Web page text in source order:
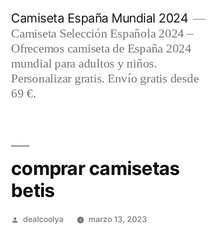
contenido
Camiseta España Mundial 2024
Camiseta Selección Española 2024 –
Ofrecemos camiseta de España 2024
mundial para adultos y niños.
Personalizar gratis. Envío gratis desde
69 €.
comprar camisetas
betis
Publicado
dealcoolya marzo 13, 2023